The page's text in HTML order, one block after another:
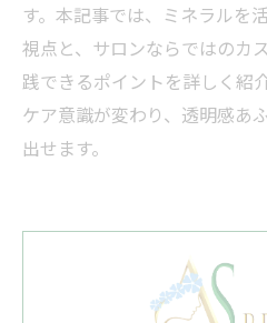
す。本記事では、ミネラルを
視点と、サロンならではのカ
践できるポイントを詳しく紹
ケア意識が変わり、透明感あ
出せます。